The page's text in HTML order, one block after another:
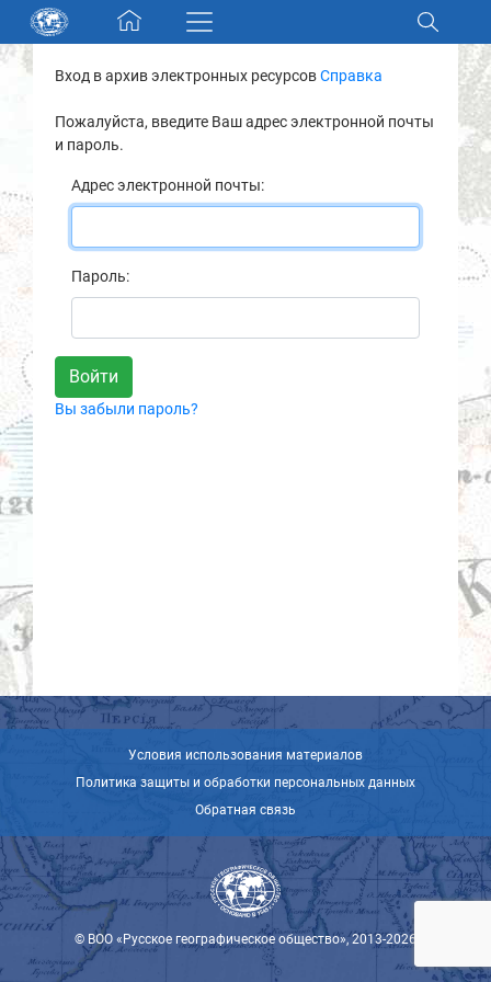
Skip navigation
Разделы и коллекции
Электронный каталог
Новости
О нас
Контакты
Партнеры
Вход в архив электронных ресурсовСправка
Пожалуйста, введите Ваш адрес электронной почты
и пароль.
Адрес электронной почты:
Пароль:
Вы забыли пароль?
Условия использования материалов
Политика защиты и обработки персональных данных
Обратная связь
© ВОО «Русское географическое общество», 2013-2026